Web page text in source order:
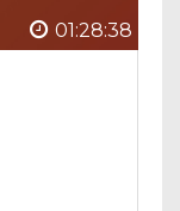
01:28:38